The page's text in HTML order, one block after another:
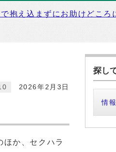
抱え込まずにお助けどころ
2026年2月3日
ほか、セクハラ
探し
情